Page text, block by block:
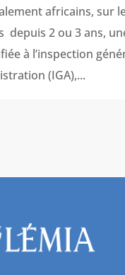
africains, sur
depuis 2 ou 3 ans,
à l’inspection
(IGA),...